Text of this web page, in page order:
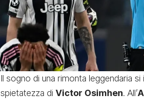
Il sogno di una rimonta leggendaria si
spietatezza di Victor Osimhen. All’